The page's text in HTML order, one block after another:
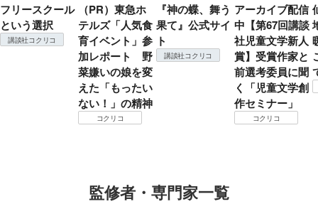
フリースクール
という選択
講談社コクリコ
（PR）東急ホ
テルズ「人気食
育イベント」参
加レポート 野
菜嫌いの娘を変
えた「もったい
ない！」の精神
コクリコ
『神の蝶、舞う
果て』公式サイ
ト
講談社コクリコ
アーカイブ配信
中【第67回講談
社児童文学新人
賞】受賞作家と
前選考委員に聞
く「児童文学創
作セミナー」
コクリコ
監修者・専門家一覧